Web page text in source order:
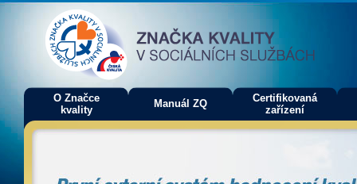
O Značce
kvality
Manuál ZQ
Certifikovaná
zařízení